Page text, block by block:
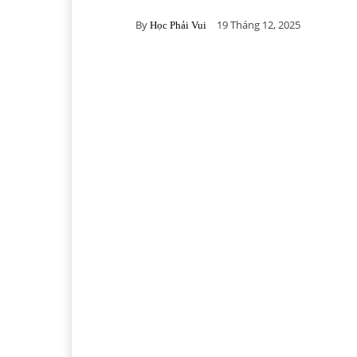
By Học Phải Vui 19 Tháng 12, 2025